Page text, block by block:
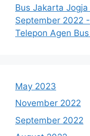
Bus Jakarta
September 2022 -
Telepon Agen
May 2023
November 2022
September 2022